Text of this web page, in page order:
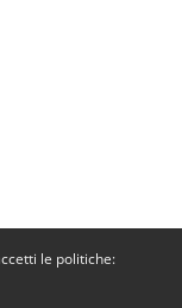
le politiche: